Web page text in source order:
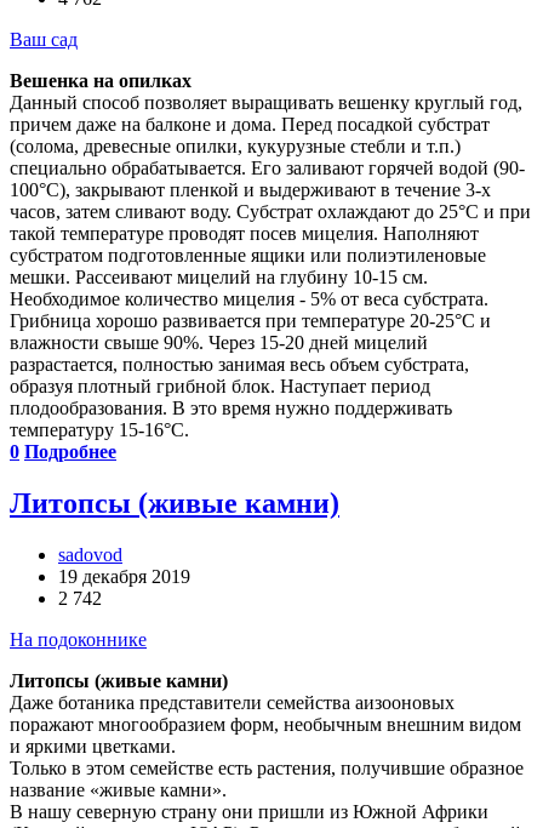
Ваш сад
Вешенка на опилках
Данный способ позволяет выращивать вешенку круглый год,
причем даже на балконе и дома. Перед посадкой субстрат
(солома, древесные опилки, кукурузные стебли и т.п.)
специально обрабатывается. Его заливают горячей водой (90-
100°С), закрывают пленкой и выдерживают в течение 3-х
часов, затем сливают воду. Субстрат охлаждают до 25°С и при
такой температуре проводят посев мицелия. Наполняют
субстратом подготовленные ящики или полиэтиленовые
мешки. Рассеивают мицелий на глубину 10-15 см.
Необходимое количество мицелия - 5% от веса субстрата.
Грибница хорошо развивается при температуре 20-25°С и
влажности свыше 90%. Через 15-20 дней мицелий
разрастается, полностью занимая весь объем субстрата,
образуя плотный грибной блок. Наступает период
плодообразования. В это время нужно поддерживать
температуру 15-16°С.
0 Подробнее
Литопсы (живые камни)
sadovod
19 декабря 2019
2 742
На подоконнике
Литопсы (живые камни)
Даже ботаника представители семейства аизооновых
поражают многообразием форм, необычным внешним видом
и яркими цветками.
Только в этом семействе есть растения, получившие образное
название «живые камни».
В нашу северную страну они пришли из Южной Африки